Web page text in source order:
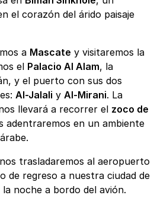
el corazón del árido paisaje
a Mascate y visitaremos la
el Palacio Al Alam, la
y el puerto con sus dos
Al-Jalali y Al-Mirani. La
llevará a recorrer el zoco de
adentraremos en un ambiente
trasladaremos al aeropuerto
de regreso a nuestra ciudad de
noche a bordo del avión.